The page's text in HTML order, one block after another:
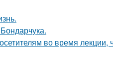
во время лекции,